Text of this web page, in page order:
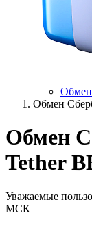
Обмен
Обмен
Tether
Уважаемые
МСК